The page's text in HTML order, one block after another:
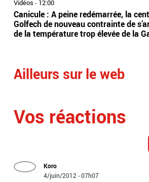
Vidéos - 12:00
Canicule : A peine redémarrée, la
Golfech de nouveau contrainte de
de la température trop élevée de la
Ailleurs sur le web
Vos réactions
Koro
4/juin/2012 - 07h07